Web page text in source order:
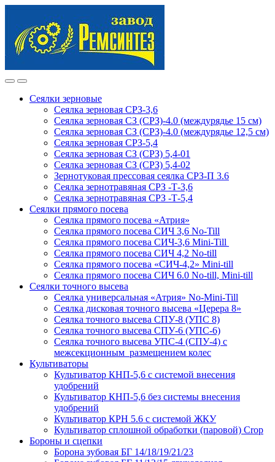
navigation
content
Сеялки зерновые
Сеялка зерновая СРЗ-3,6
Сеялка зерновая СЗ (СРЗ)-4.0 (междурядье 15 см)
Сеялка зерновая СЗ (СРЗ)-4.0 (междурядье 12,5 см)
Сеялка зерновая СРЗ-5,4
Сеялка зерновая СЗ (СРЗ) 5,4-01
Сеялка зерновая СЗ (СРЗ) 5,4-02
Зернотуковая прессовая сеялка СРЗ-П 3.6
Сеялка зернотравяная СРЗ -Т-3,6
Сеялка зернотравяная СРЗ -Т-5,4
Сеялки прямого посева
Сеялка прямого посева «Атрия»
Сеялка прямого посева СИЧ 3,6 No-Till
Сеялка прямого посева СИЧ-3,6 Mini-Till
Сеялка прямого посева СИЧ 4,2 No-till
Сеялка прямого посева «СИЧ-4,2» Mini-till
Сеялка прямого посева СИЧ 6.0 No-till, Mini-till
Сеялки точного высева
Сеялка универсальная «Атрия» No-Mini-Till
Сеялка дисковая точного высева «Церера 8»
Сеялка точного высева СПУ-8 (УПС 8)
Сеялка точного высева СПУ-6 (УПС-6)
Сеялка точного высева УПС-4 (СПУ-4) с
межсекционным размещением колес
Культиваторы
Культиватор КНП-5,6 с системой внесения
удобрений
Культиватор КНП-5,6 без системы внесения
удобрений
Культиватор КРН 5.6 с системой ЖКУ
Культиватор сплошной обработки (паровой) Crop
Бороны и сцепки
Борона зубовая БГ 14/18/19/21/23